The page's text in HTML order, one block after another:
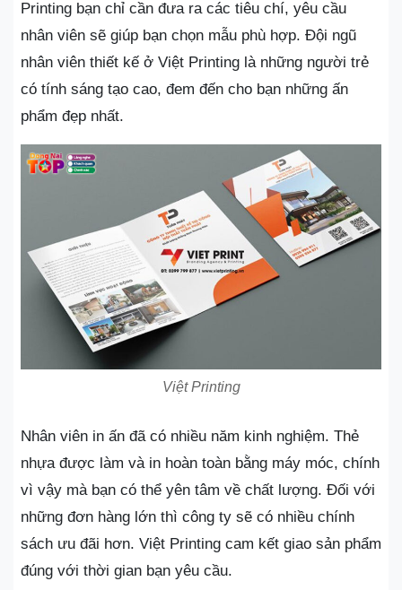
Printing bạn chỉ cần đưa ra các tiêu chí, yêu cầu
nhân viên sẽ giúp bạn chọn mẫu phù hợp. Đội ngũ
nhân viên thiết kế ở Việt Printing là những người trẻ
có tính sáng tạo cao, đem đến cho bạn những ấn
phẩm đẹp nhất.
Việt Printing
Nhân viên in ấn đã có nhiều năm kinh nghiệm. Thẻ
nhựa được làm và in hoàn toàn bằng máy móc, chính
vì vậy mà bạn có thể yên tâm về chất lượng. Đối với
những đơn hàng lớn thì công ty sẽ có nhiều chính
sách ưu đãi hơn. Việt Printing cam kết giao sản phẩm
đúng với thời gian bạn yêu cầu.